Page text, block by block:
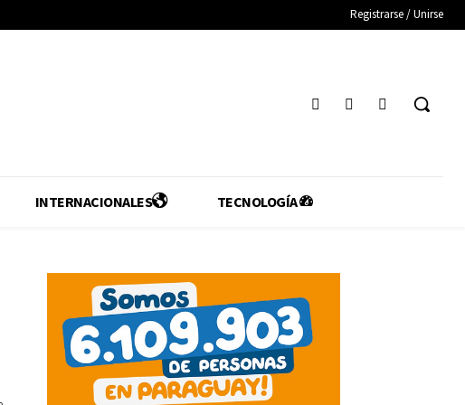
Registrarse / Unirse
INTERNACIONALES TECNOLOGÍA